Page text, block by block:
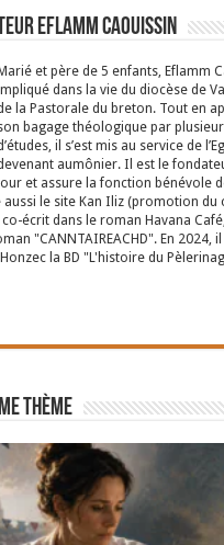
Eflamm Caouissin
Marié et père de 5 enfants, Eflamm
dans la vie du diocèse de
la Pastorale du breton. Tout en
bagage théologique par
il s’est mis au service de
aumônier. Il est le
et assure la fonction bénévole
le site Kan Iliz (promotion du
écrit dans le roman Havana
"CANNTAIREACHD". En 2024,
la BD "L'histoire du
thème